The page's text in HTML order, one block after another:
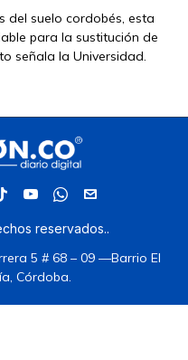
del suelo cordobés, esta
para la sustitución de
señala la Universidad.
reservados..
5 # 68 – 09 —Barrio El
Córdoba.